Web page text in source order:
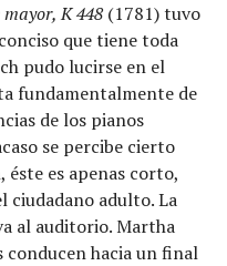
K 448 (1781) tuvo
que tiene toda
pudo lucirse en el
fundamentalmente de
de los pianos
se percibe cierto
es apenas corto,
ciudadano adulto. La
al auditorio. Martha
conducen hacia un final